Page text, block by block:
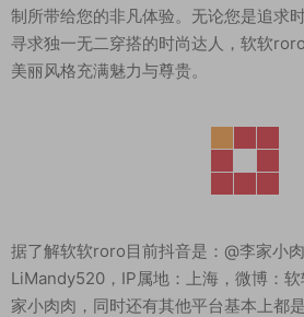
制所带给您的非凡体验。无论您是追求
寻求独一无二穿搭的时尚达人，软软
美丽风格充满魅力与尊贵。
据了解软软roro目前抖音是：@李家小
LiMandy520，IP属地：上海，微博：
家小肉肉，同时还有其他平台基本上都